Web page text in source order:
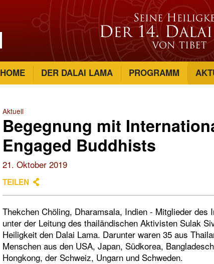
HOME DER DALAI LAMA PROGRAMM
Aktuell
Begegnung mit
Engaged Buddhists
21. Oktober 2019
TEILEN
Thekchen Chöling, Dharamsala, Indien - Mitglieder des
unter der Leitung des thailändischen Aktivisten Sulak
Heiligkeit den Dalai Lama. Darunter waren 35 aus
Menschen aus den USA, Japan, Südkorea,
Hongkong, der Schweiz, Ungarn und Schweden.